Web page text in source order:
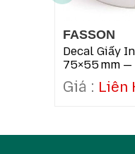
Phụ Kiện &
Ribbon
Máy in
Giấy
FASSON
Decal Giấy
75×55 Mm —
Liên